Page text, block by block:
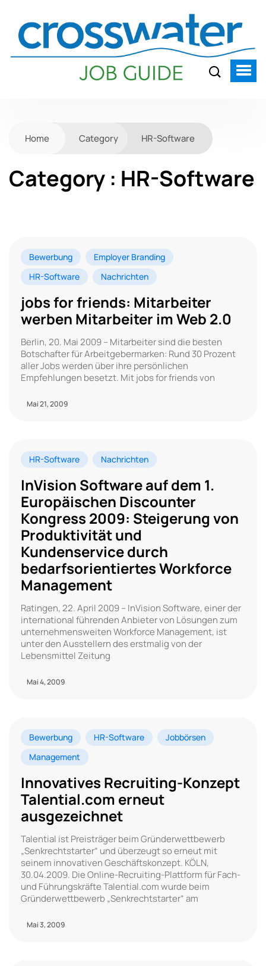
Home Category HR-Software
Category : HR-Software
Bewerbung
Employer Branding
HR-Software
Nachrichten
jobs for friends: Mitarbeiter
werben Mitarbeiter im Web 2.0
Berlin, 20. Mai 2009 – Mitarbeiter sind die besten
Botschafter für Arbeitgebermarken: Rund 30 Prozent
aller Jobs werden über ihre persönlichen
Empfehlungen besetzt. Mit jobs for friends von
Mai 21, 2009
HR-Software Nachrichten
InVision Software auf dem 1.
Europäischen Discounter
Kongress 2009: Steigerung von
Produktivität und
Kundenservice durch
bedarfsorientiertes Workforce
Management
Ratingen, 22. April 2009 – InVision Software, einer der
international führenden Anbieter von Lösungen zum
unternehmensweiten Workforce Management, ist
unter den Ausstellern des erstmalig von der
Lebensmittel Zeitung
Mai 4, 2009
Bewerbung HR-Software
Jobbörsen
Management
Innovatives Recruiting-Konzept
Talential.com erneut
ausgezeichnet
Talential ist Preisträger beim Gründerwettbewerb
„Senkrechtstarter“ und überzeugt so erneut mit
seinem innovativen Geschäftskonzept. KÖLN,
30.04.2009. Die Online-Recruiting-Plattform für Fach-
und Führungskräfte Talential.com wurde beim
Gründerwettbewerb „Senkrechtstarter“ am
Mai 3, 2009